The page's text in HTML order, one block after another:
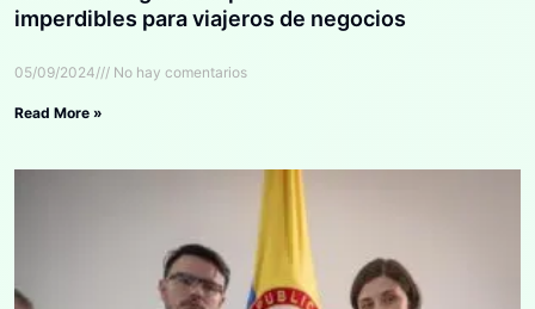
imperdibles para viajeros de negocios
05/09/2024 No hay comentarios
Read More »